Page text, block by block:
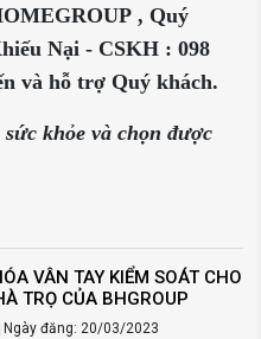
, Quý
Nại - CSKH : 098
và hỗ trợ Quý khách.
khỏe và chọn được
VÂN TAY KIỂM SOÁT CHO
TRỌ CỦA BHGROUP
Ngày đăng: 20/03/2023